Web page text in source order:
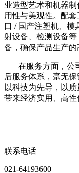
业造型艺术和机器
用性与美观性。配
口 / 国产注塑机、模
射设备、检测设备
备，确保产品生产的
在服务方面，公
后服务体系，毫无
以科技为先导，以
带来经济实用、高性
联系电话
021-64193600